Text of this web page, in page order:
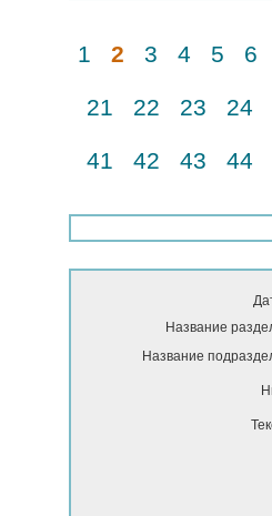
1 2 3 4 5 6
21 22 23 24
41 42 43 44
Название
Название